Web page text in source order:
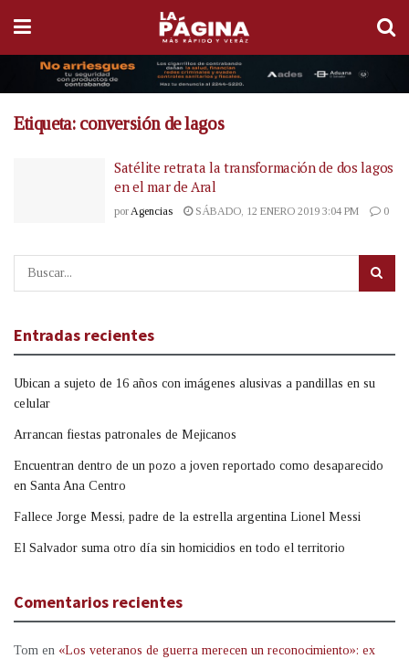
Etiqueta: conversión de lagos
Satélite retrata la transformación de dos lagos
en el mar de Aral
por Agencias SÁBADO, 12 ENERO 2019 3:04 PM 0
Entradas recientes
Ubican a sujeto de 16 años con imágenes alusivas a pandillas en su
celular
Arrancan fiestas patronales de Mejicanos
Encuentran dentro de un pozo a joven reportado como desaparecido
en Santa Ana Centro
Fallece Jorge Messi, padre de la estrella argentina Lionel Messi
El Salvador suma otro día sin homicidios en todo el territorio
Comentarios recientes
Tom en «Los veteranos de guerra merecen un reconocimiento»: ex